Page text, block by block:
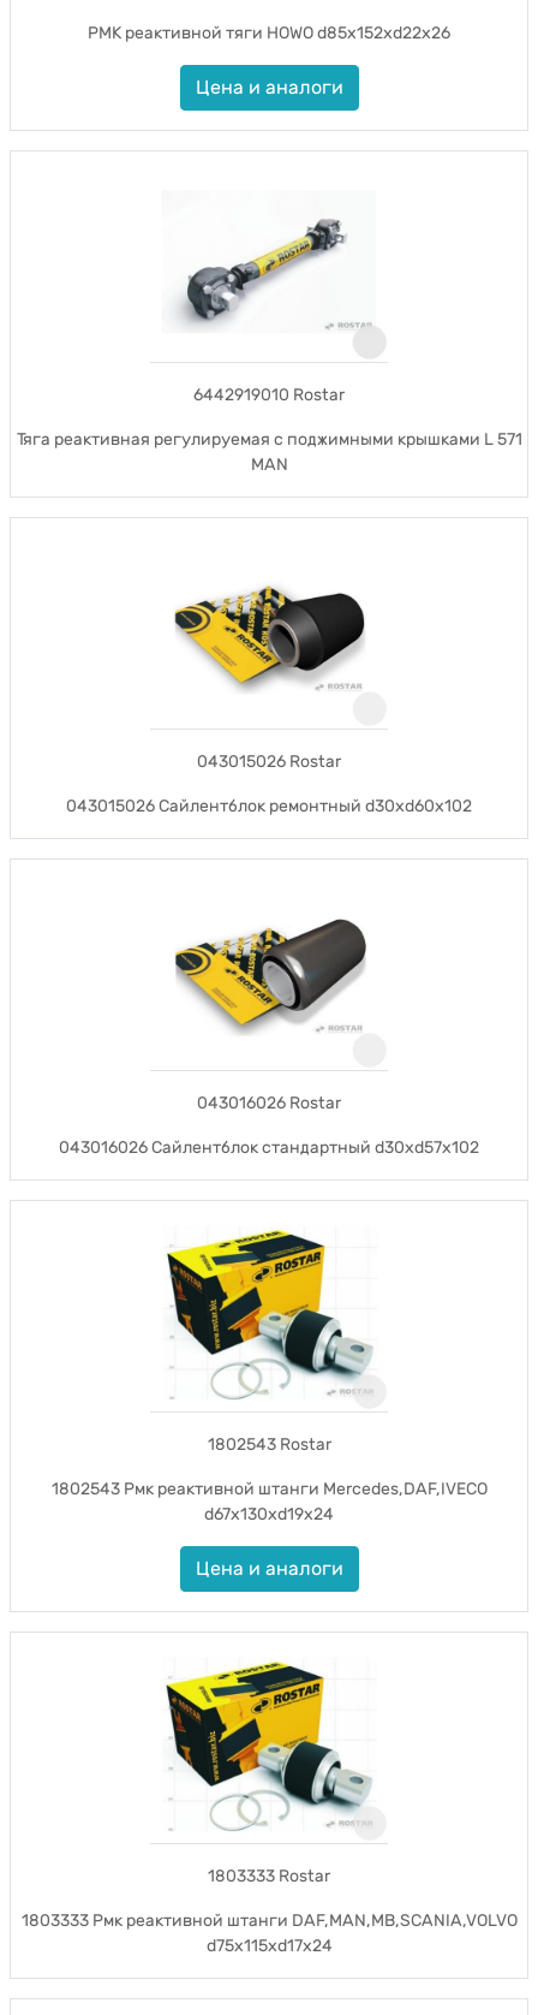
РМК реактивной тяги HOWO d85x152xd22x26
Цена и аналоги
6442919010 Rostar
Тяга реактивная регулируемая с поджимными крышками L 571
MAN
043015026 Rostar
043015026 Сайлентблок ремонтный d30xd60x102
043016026 Rostar
043016026 Сайлентблок стандартный d30xd57x102
1802543 Rostar
1802543 Рмк реактивной штанги Mercedes,DAF,IVECO
d67x130xd19x24
Цена и аналоги
1803333 Rostar
1803333 Рмк реактивной штанги DAF,MAN,MB,SCANIA,VOLVO
d75x115xd17x24